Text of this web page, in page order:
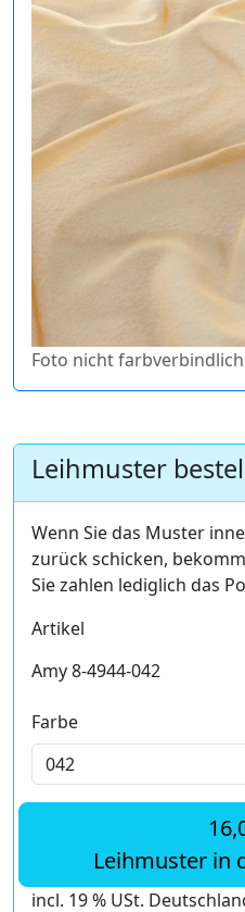
Foto nicht
Leihmuster
Wenn Sie das Muster
zurück schicken,
Sie zahlen lediglich das
Artikel
Amy 8-4944-042
Farbe
Leihmuster in
incl. 19 % USt.